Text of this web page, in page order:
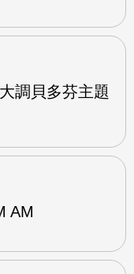
調貝多芬主題
AM